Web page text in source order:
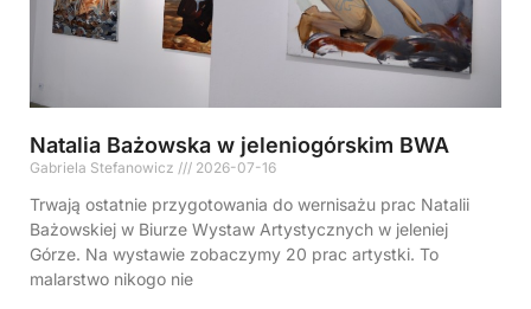
Natalia Bażowska w jeleniogórskim BWA
Gabriela Stefanowicz 2026-07-16
Trwają ostatnie przygotowania do wernisażu prac Natalii
Bażowskiej w Biurze Wystaw Artystycznych w jeleniej
Górze. Na wystawie zobaczymy 20 prac artystki. To
malarstwo nikogo nie